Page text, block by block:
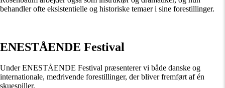
behandler ofte eksistentielle og historiske temaer i sine forestillinger.
ENESTÅENDE Festival
Under ENESTÅENDE Festival præsenterer vi både danske og
internationale, medrivende forestillinger, der bliver fremført af én
skuespiller.